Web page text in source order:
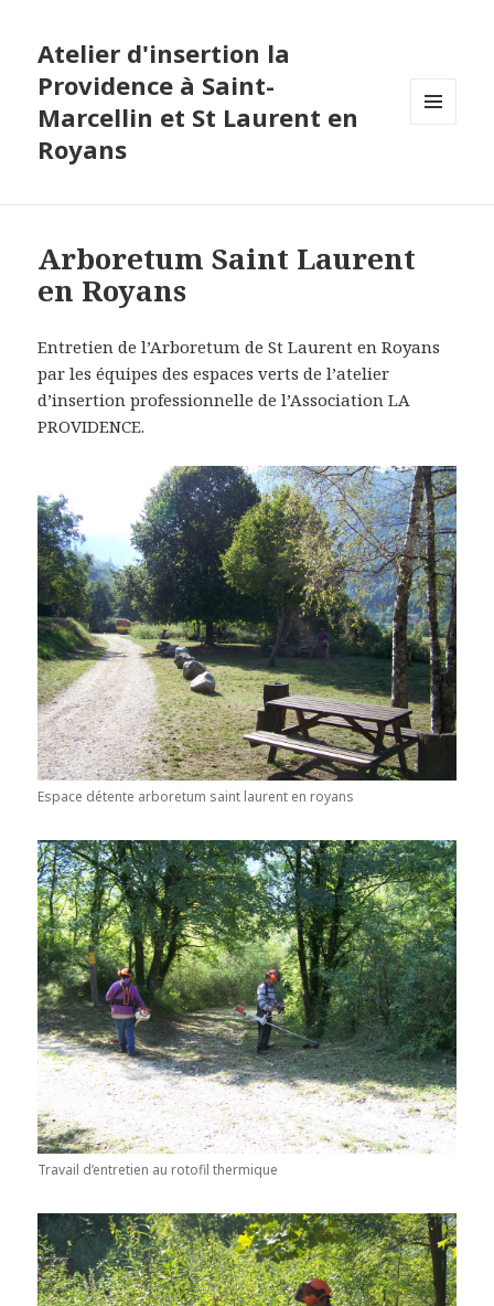
Atelier d'insertion la
Providence à Saint-
Marcellin et St Laurent en
Royans
Arboretum Saint Laurent
en Royans
Entretien de l’Arboretum de St Laurent en Royans
par les équipes des espaces verts de l’atelier
d’insertion professionnelle de l’Association LA
PROVIDENCE.
Espace détente arboretum saint laurent en royans
Travail d’entretien au rotofil thermique